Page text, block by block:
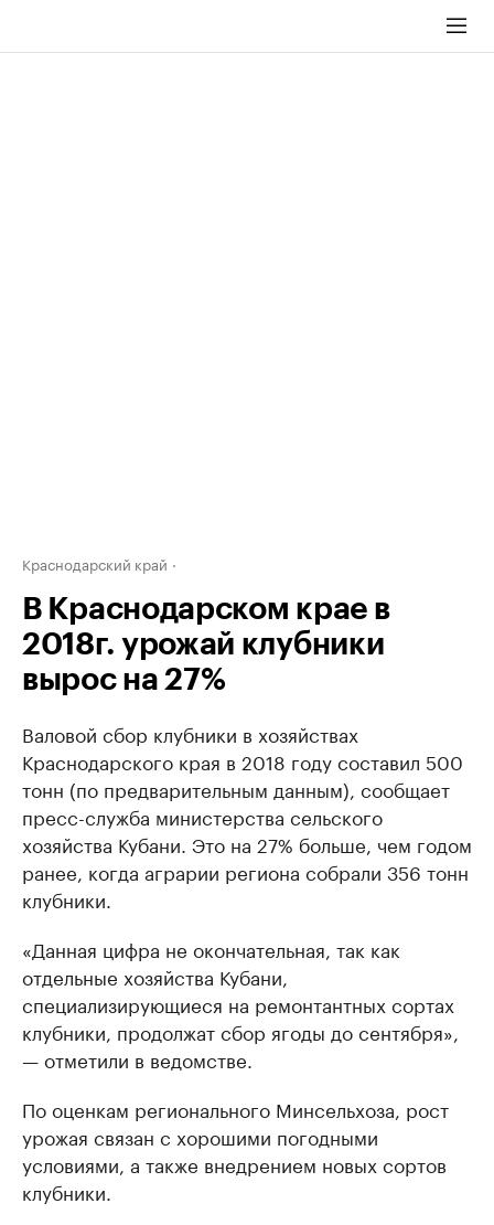
Краснодарский край
В Краснодарском крае в
2018г. урожай клубники
вырос на 27%
Валовой сбор клубники в хозяйствах
Краснодарского края в 2018 году составил 500
тонн (по предварительным данным), сообщает
пресс-служба министерства сельского
хозяйства Кубани. Это на 27% больше, чем годом
ранее, когда аграрии региона собрали 356 тонн
клубники.
«Данная цифра не окончательная, так как
отдельные хозяйства Кубани,
специализирующиеся на ремонтантных сортах
клубники, продолжат сбор ягоды до сентября»,
— отметили в ведомстве.
По оценкам регионального Минсельхоза, рост
урожая связан с хорошими погодными
условиями, а также внедрением новых сортов
клубники.